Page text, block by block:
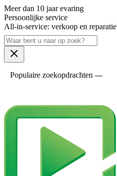
Meer dan 10 jaar evaring
Persoonlijke service
All-in-service: verkoop en reparatie
Populaire zoekopdrachten ---